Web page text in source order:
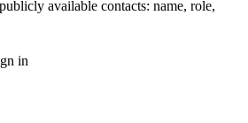
available contacts: name, role,
in